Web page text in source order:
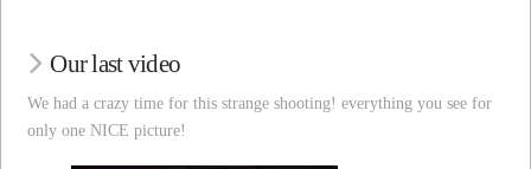
Our last video
We had a crazy time for this strange shooting! everything you see for
only one NICE picture!